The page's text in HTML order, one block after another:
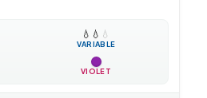
💧 💧 💧
VARIABLE
VIOLET